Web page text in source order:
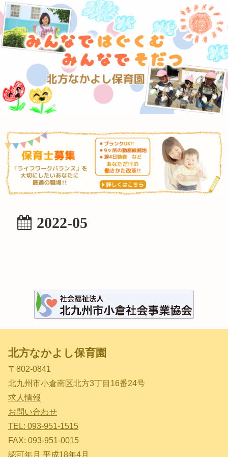
2022-05
北方なかよし保育園
〒802-0841
北九州市小倉南区北方3丁目16番24号
求人情報
お問い合わせ
TEL: 093-951-1515
FAX: 093-951-0015
認可年月 平成18年4月